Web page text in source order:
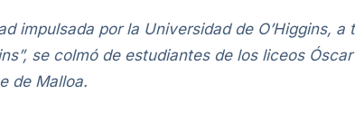
impulsada por la Universidad de O’Higgins,
se colmó de estudiantes de los liceos
de Malloa.